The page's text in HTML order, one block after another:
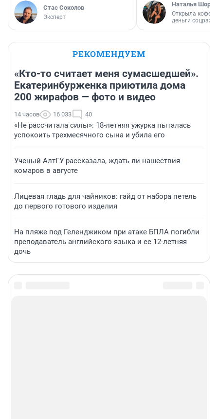
Стас Соколов
Эксперт
Наталья
Открыла
деньги
РЕКОМЕНДУЕМ
«Кто-то считает меня сумасшедшей».
Екатеринбурженка приютила дома
200 жирафов — фото и видео
14 часов 16 033 40
«Не рассчитала силы»: 18-летняя ужурка пыталась
успокоить трехмесячного сына и убила его
Ученый АлтГУ рассказала, ждать ли нашествия
комаров в августе
Лицевая гладь для чайников: гайд от набора петель
до первого готового изделия
На пляже под Геленджиком при атаке БПЛА погибли
преподаватель английского языка и ее 12-летняя
дочь